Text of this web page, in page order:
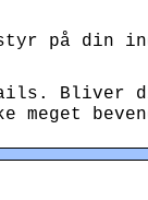
på din
Bliver
meget